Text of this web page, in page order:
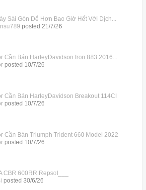
Sài Gòn Dễ Hơn Bao Giờ Hết Với Dịch...
posted 21/7/26
Cần Bán HarleyDavidson Iron 883 2016...
posted 10/7/26
Cần Bán HarleyDavidson Breakout 114CI
posted 10/7/26
Cần Bán Triumph Trident 660 Model 2022
posted 10/7/26
CBR 600RR Repsol___
posted 30/6/26